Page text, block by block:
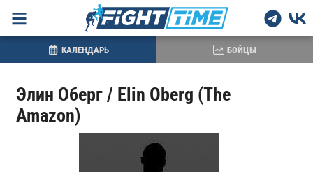
Элин Оберг / Elin Oberg (The
Amazon)
КАЛЕНДАРЬ БОЙЦЫ